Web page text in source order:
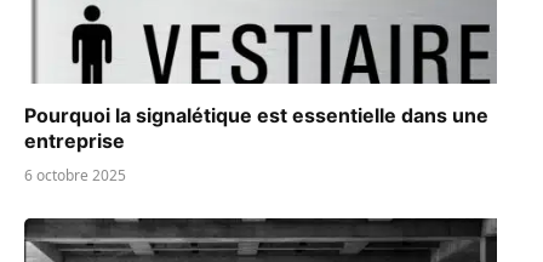
Pourquoi la signalétique est essentielle dans une
entreprise
6 octobre 2025